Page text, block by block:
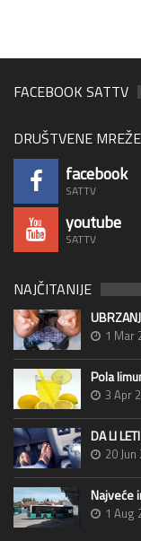
FACEBOOK SATTV
DRUŠTVENE MREŽE
facebook
SATTV
youtube
SATTV
NAJČITANIJE
1 Mar
Pola
3 Apr
DA LI
20
Najveće
1 Aug